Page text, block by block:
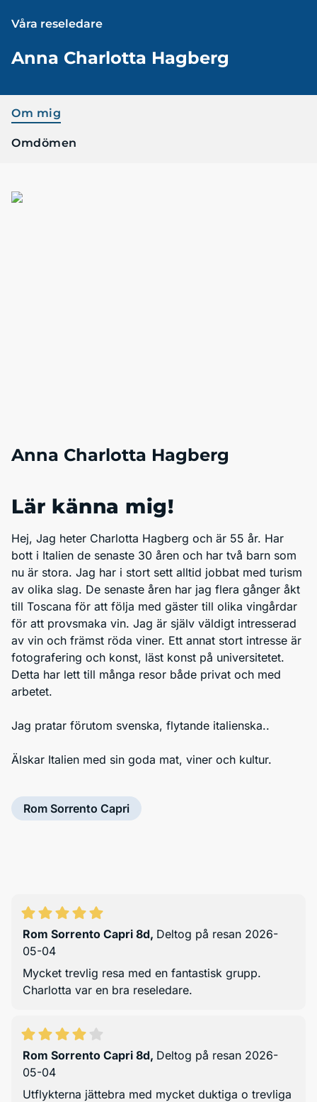
Våra reseledare
Anna Charlotta Hagberg
Om mig
Omdömen
Anna Charlotta Hagberg
Lär känna mig!
Hej, Jag heter Charlotta Hagberg och är 55 år. Har
bott i Italien de senaste 30 åren och har två barn som
nu är stora. Jag har i stort sett alltid jobbat med turism
av olika slag. De senaste åren har jag flera gånger åkt
till Toscana för att följa med gäster till olika vingårdar
för att provsmaka vin. Jag är själv väldigt intresserad
av vin och främst röda viner. Ett annat stort intresse är
fotografering och konst, läst konst på universitetet.
Detta har lett till många resor både privat och med
arbetet.
Jag pratar förutom svenska, flytande italienska..
Älskar Italien med sin goda mat, viner och kultur.
Rom Sorrento Capri
Rom Sorrento Capri 8d, Deltog på resan 2026-
05-04
Mycket trevlig resa med en fantastisk grupp.
Charlotta var en bra reseledare.
Rom Sorrento Capri 8d, Deltog på resan 2026-
05-04
Utflykterna jättebra med mycket duktiga o trevliga